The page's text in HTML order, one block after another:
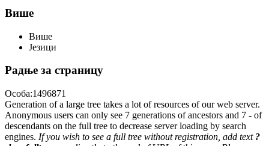
Више
Више
Језици
Радње за страницу
Особа:1496871
Generation of a large tree takes a lot of resources of our web server.
Anonymous users can only see 7 generations of ancestors and 7 - of
descendants on the full tree to decrease server loading by search
engines. If you wish to see a full tree without registration, add text ?